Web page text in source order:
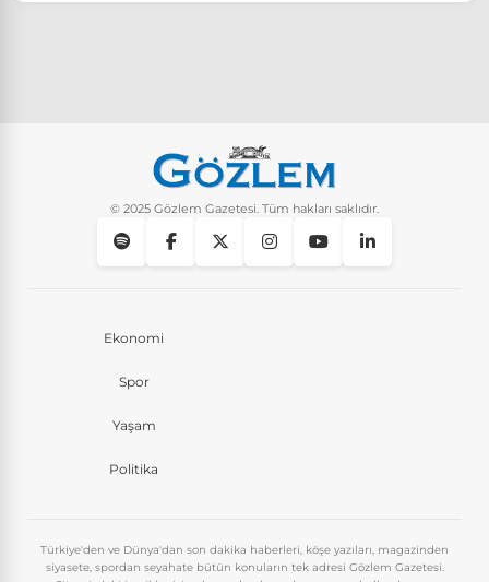
© 2025 Gözlem Gazetesi. Tüm hakları saklıdır.
Ekonomi
Spor
Yaşam
Politika
Türkiye'den ve Dünya'dan son dakika haberleri, köşe yazıları, magazinden
siyasete, spordan seyahate bütün konuların tek adresi Gözlem Gazetesi.